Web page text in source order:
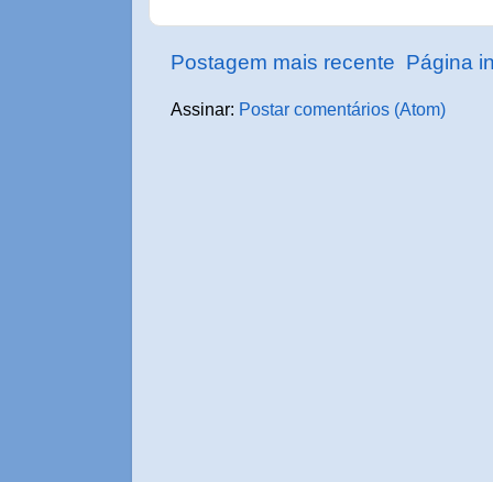
Postagem mais recente Página
Assinar: Postar comentários (Atom)